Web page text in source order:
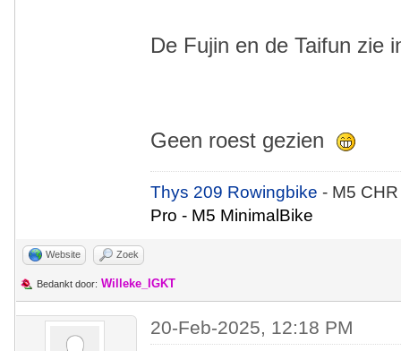
De Fujin en de Taifun zie
Geen roest gezien
Thys 209 Rowingbike- M5
Pro - M5 MinimalBike
Website Zoek
Bedankt door: Willeke_IGKT
20-Feb-2025, 12:18 PM